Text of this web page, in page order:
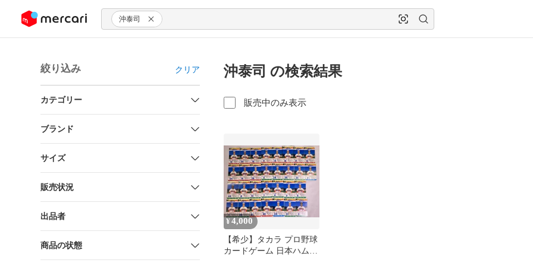
ツにスキップ 沖泰司
絞り込み クリア
カテゴリー
ブランド
サイズ
販売状況
出品者
商品の状態
沖泰司 の検索結果
販売中のみ表示
¥4,000
【希少】タカラ プロ野球
カードゲーム 日本ハムフ